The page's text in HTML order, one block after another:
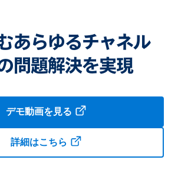
あらゆるチャネル
問題解決を実現
デモ動画を見る
詳細はこちら